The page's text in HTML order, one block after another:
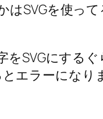
SVGを使っ
SVGにする
エラーになり